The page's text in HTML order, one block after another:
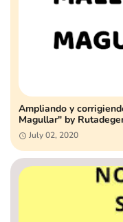
Ampliando y
Magullar" by
July 02, 2020